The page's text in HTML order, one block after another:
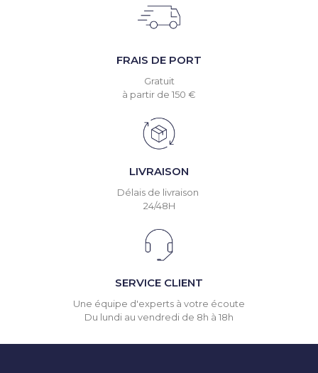
FRAIS DE PORT
Gratuit
à partir de 150 €
LIVRAISON
Délais de livraison
24/48H
SERVICE CLIENT
Une équipe d'experts à votre écoute
Du lundi au vendredi de 8h à 18h